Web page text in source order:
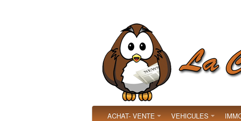
ACHAT- VENTE VEHICULES